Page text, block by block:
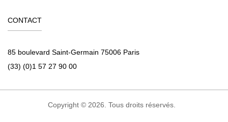
CONTACT
85 boulevard Saint-Germain 75006 Paris
(33) (0)1 57 27 90 00
Copyright © 2026. Tous droits réservés.